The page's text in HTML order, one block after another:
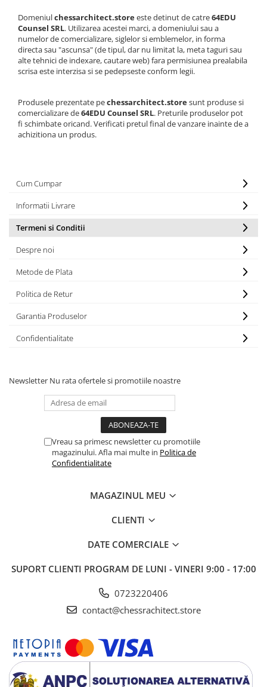
Step 1
Step 1
Step 2
Step 4
Step 5
Step 6
Domeniulchessarchitect.storeeste detinut de catre64EDU
Counsel SRL. Utilizarea acestei marci, a domeniului sau a
numelor de comercializare, siglelor si emblemelor, in forma
directa sau "ascunsa" (de tipul, dar nu limitat la, meta taguri sau
alte tehnici de indexare, cautare web) fara permisiunea prealabila
scrisa este interzisa si se pedepseste conform legii.
Produsele prezentate pechessarchitect.storesunt produse si
comercializare de64EDU Counsel SRL. Preturile produselor pot
fi schimbate oricand. Verificati pretul final de vanzare inainte de a
achizitiona un produs.
Cum Cumpar
Informatii Livrare
Termeni si Conditii
Despre noi
Metode de Plata
Politica de Retur
Garantia Produselor
Confidentialitate
Newsletter Nu rata ofertele si promotiile noastre
Vreau sa primesc newsletter cu promotiile
magazinului. Afla mai multe in Politica de
Confidentialitate
MAGAZINUL MEU
CLIENTI
DATE COMERCIALE
SUPORT CLIENTI PROGRAM DE LUNI - VINERI 9:00 - 17:00
0723220406
contact@chessrachitect.store